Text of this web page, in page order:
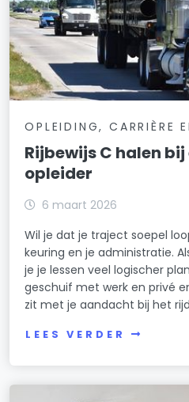
OPLEIDING, CARRIÈRE
Rijbewijs C halen
opleider
6 maart 2026
Wil je dat je traject soepel
keuring en je administratie.
je je lessen veel logischer
geschuif met werk en privé
zit met je aandacht bij het
LEES VERDER